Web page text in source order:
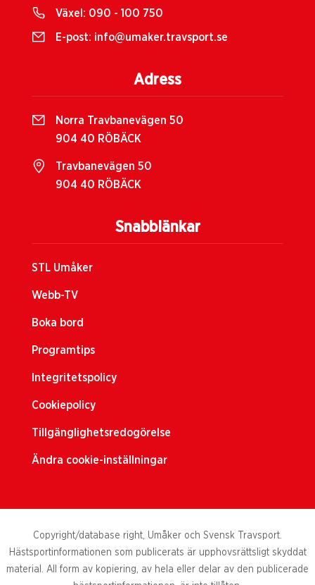
Snabblänkar
STL Umåker
Webb-TV
Boka bord
Programtips
Integritetspolicy
Cookiepolicy
Tillgänglighetsredogörelse
Ändra cookie-inställningar
Växel: 090 - 100 750
E-post: info@umaker.travsport.se
Adress
Norra Travbanevägen 50
904 40 RÖBÄCK
Travbanevägen 50
904 40 RÖBÄCK
Copyright/database right, Umåker och Svensk Travsport.
Hästsportinformationen som publicerats är upphovsrättsligt skyddat
material. All form av kopiering, av hela eller delar av den publicerade